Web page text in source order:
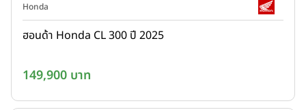
Honda
ฮอนด้า Honda CL 300 ปี 2025
149,900 บาท